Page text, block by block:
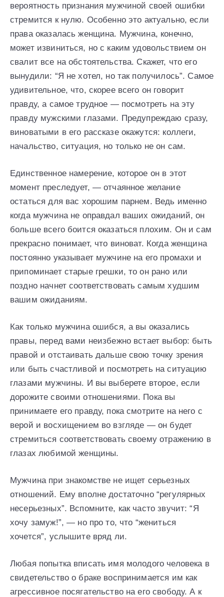
вероятность признания мужчиной своей ошибки
стремится к нулю. Особенно это актуально, если
права оказалась женщина. Мужчина, конечно,
может извиниться, но с каким удовольствием он
свалит все на обстоятельства. Скажет, что его
вынудили: “Я не хотел, но так получилось”. Самое
удивительное, что, скорее всего он говорит
правду, а самое трудное — посмотреть на эту
правду мужскими глазами. Предупреждаю сразу,
виноватыми в его рассказе окажутся: коллеги,
начальство, ситуация, но только не он сам.
Единственное намерение, которое он в этот
момент преследует, — отчаянное желание
остаться для вас хорошим парнем. Ведь именно
когда мужчина не оправдал ваших ожиданий, он
больше всего боится оказаться плохим. Он и сам
прекрасно понимает, что виноват. Когда женщина
постоянно указывает мужчине на его промахи и
припоминает старые грешки, то он рано или
поздно начнет соответствовать самым худшим
вашим ожиданиям.
Как только мужчина ошибся, а вы оказались
правы, перед вами неизбежно встает выбор: быть
правой и отстаивать дальше свою точку зрения
или быть счастливой и посмотреть на ситуацию
глазами мужчины. И вы выберете второе, если
дорожите своими отношениями. Пока вы
принимаете его правду, пока смотрите на него с
верой и восхищением во взгляде — он будет
стремиться соответствовать своему отражению в
глазах любимой женщины.
Мужчина при знакомстве не ищет серьезных
отношений. Ему вполне достаточно “регулярных
несерьезных”. Вспомните, как часто звучит: “Я
хочу замуж!”, — но про то, что “жениться
хочется”, услышите вряд ли.
Любая попытка вписать имя молодого человека в
свидетельство о браке воспринимается им как
агрессивное посягательство на его свободу. А к